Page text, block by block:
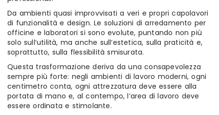
Da ambienti quasi improvvisati a veri e propri capolavori
di funzionalità e design. Le soluzioni di arredamento per
officine e laboratori si sono evolute, puntando non più
solo sull’utilità, ma anche sull’estetica, sulla praticità e,
soprattutto, sulla flessibilità smisurata.
Questa trasformazione deriva da una consapevolezza
sempre più forte: negli ambienti di lavoro moderni, ogni
centimetro conta, ogni attrezzatura deve essere alla
portata di mano e, al contempo, l’area di lavoro deve
essere ordinata e stimolante.